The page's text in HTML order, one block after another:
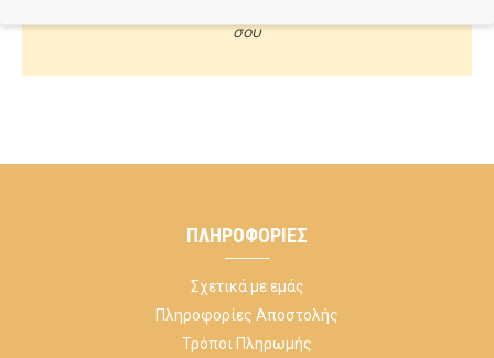
σου
ΠΛΗΡΟΦΟΡΊΕΣ
Σχετικά με εμάς
Πληροφορίες Αποστολής
Τρόποι Πληρωμής